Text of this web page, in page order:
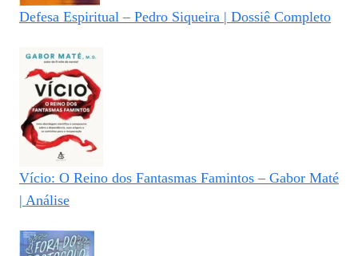
Defesa Espiritual – Pedro Siqueira | Dossiê Completo
Vício: O Reino dos Fantasmas Famintos – Gabor Maté
| Análise